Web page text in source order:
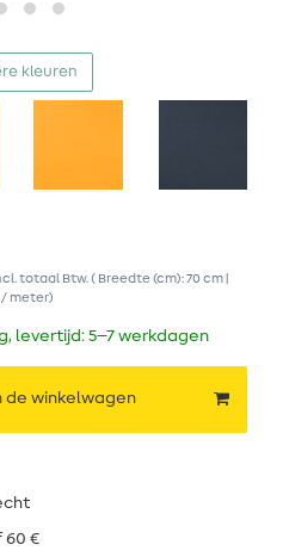
kleuren
totaal Btw. ( Breedte (cm): 70 cm |
/ meter)
levertijd: 5–7 werkdagen
de winkelwagen
60 €